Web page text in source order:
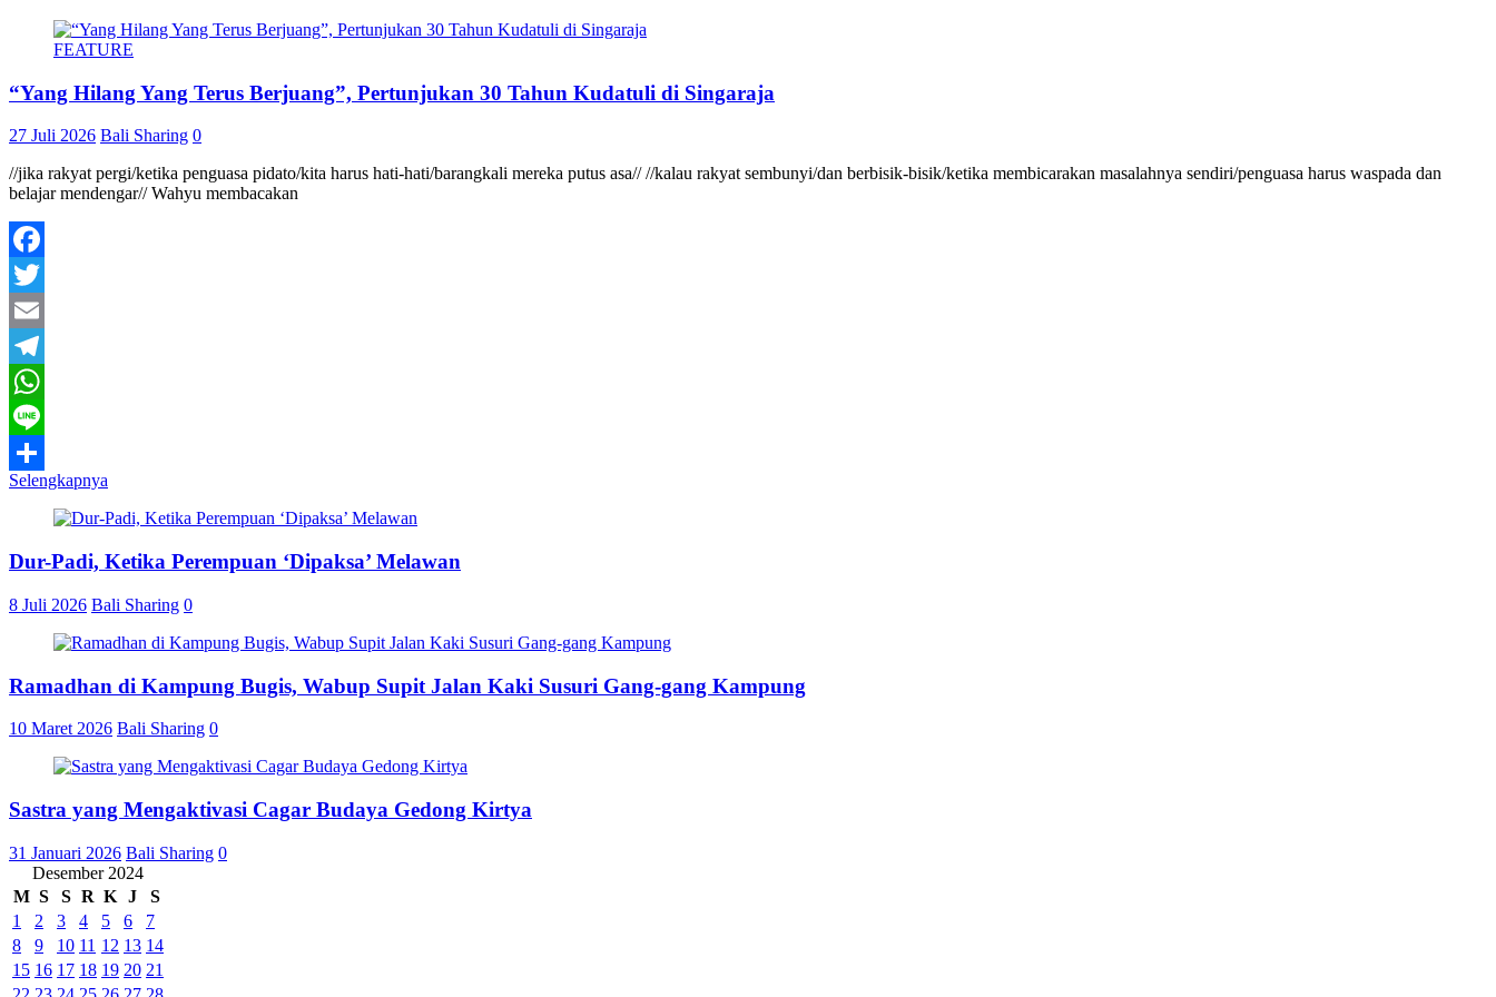
FEATURE
“Yang Hilang Yang Terus Berjuang”, Pertunjukan 30 Tahun Kudatuli di Singaraja
27 Juli 2026 Bali Sharing 0
//jika rakyat pergi/ketika penguasa pidato/kita harus hati-hati/barangkali mereka putus asa// //kalau rakyat sembunyi/dan berbisik-bisik/ketika membicarakan masalahnya sendiri/penguasa harus waspada dan
belajar mendengar// Wahyu membacakan
Facebook
Twitter
Email
Telegram
WhatsApp
Line
Share
Selengkapnya
Dur-Padi, Ketika Perempuan ‘Dipaksa’ Melawan
8 Juli 2026 Bali Sharing 0
Ramadhan di Kampung Bugis, Wabup Supit Jalan Kaki Susuri Gang-gang Kampung
10 Maret 2026 Bali Sharing 0
Sastra yang Mengaktivasi Cagar Budaya Gedong Kirtya
31 Januari 2026 Bali Sharing 0
Desember 2024
M S S R K J
S
1
2 3 4 5 6
7
8
9 10 11 12 13 14
15 16 17 18 19 20 21